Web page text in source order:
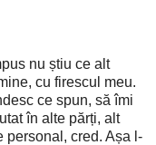
nu știu ce alt
cu firescul meu.
ce spun, să îmi
în alte părți, alt
personal, cred. Așa l-